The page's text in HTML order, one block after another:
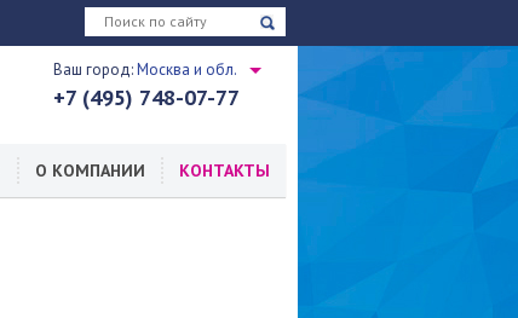
Ваш город:Москва и обл.
+7 (495) 748-07-77
О КОМПАНИИ КОНТАКТЫ